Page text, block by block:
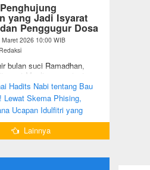
yang Jadi Isyarat
Penggugur Dosa
2026 10:00 WIB
bulan suci Ramadhan,
umat Muslim yang justru
kondisi kesehatan yang
tengah ...
Hadits Nabi tentang Bau
Berpuasa Secara Bijak
Menggangu
Lewat Skema Phising,
Bisa Dibajak Kurang
Ucapan Idulfitri yang
Sunah Rasulullah
Lainnya